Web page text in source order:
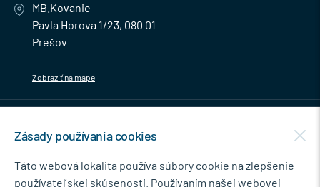
MB.Kovanie
Pavla Horova 1/23, 080 01
Prešov
Zobraziť na mape
NEWSLETTER
Zásady používania cookies
Táto webová lokalita používa súbory cookie na zlepšenie
používateľskej skúsenosti. Používaním našej webovej